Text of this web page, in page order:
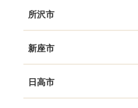
所沢市
新座市
日高市